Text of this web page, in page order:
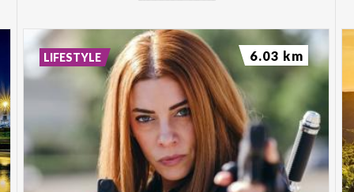
LIFESTYLE 6.03 km